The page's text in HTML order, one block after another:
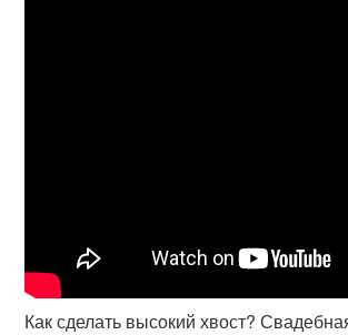
Как сделать высокий хвост?